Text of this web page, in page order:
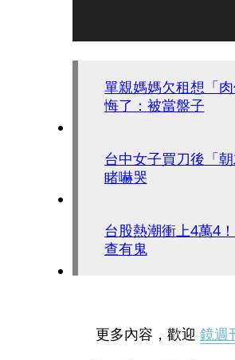
單親媽媽欠租想「
悔了：被當盤子
台中女子買刀後「
睹嚇哭
台股熱潮衝上4萬4
查有鬼
更多內容，歡迎 鏡週